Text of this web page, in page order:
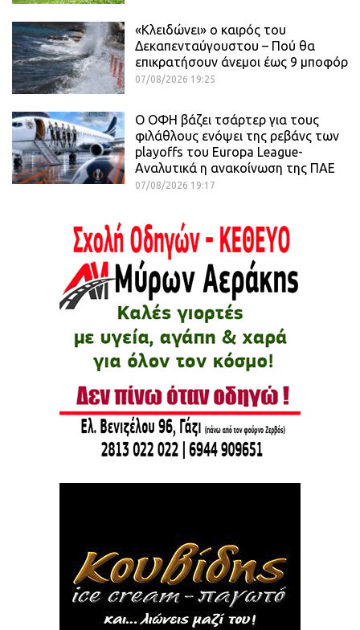
«Κλειδώνει» ο καιρός του
Δεκαπενταύγουστου – Πού θα
επικρατήσουν άνεμοι έως 9 μποφόρ
07/08/2026 19:25
Ο ΟΦΗ βάζει τσάρτερ για τους
φιλάθλους ενόψει της ρεβάνς των
playoffs του Europa League-
Αναλυτικά η ανακοίνωση της ΠΑΕ
07/08/2026 19:17